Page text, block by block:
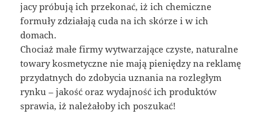
jacy próbują ich przekonać, iż ich chemiczne
formuły zdziałają cuda na ich skórze i w ich
domach.
Chociaż małe firmy wytwarzające czyste, naturalne
towary kosmetyczne nie mają pieniędzy na reklamę
przydatnych do zdobycia uznania na rozległym
rynku – jakość oraz wydajność ich produktów
sprawia, iż należałoby ich poszukać!